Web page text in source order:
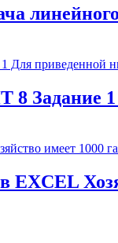
Задание 1
EXCEL